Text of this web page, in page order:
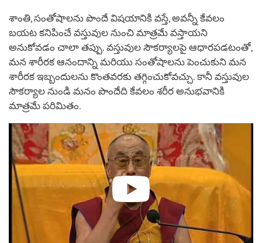
శాంతి, సంతోషాలను పొందే విషయానికి వస్తే, అవన్నీ కేవలం
బయట కనిపించే వస్తువుల నుంచి మాత్రమే వస్తాయని
అనుకోవడం చాలా తప్పు. వస్తువుల సౌకర్యాలపై ఆధారపడటంతో,
మన శారీరక ఆనందాన్ని మరియు సంతోషాలను పెంచుకుని మన
శారీరక ఇబ్బందులను కొంతవరకు తగ్గించుకోవచ్చు. కానీ వస్తువుల
సౌకర్యాల నుండి మనం పొందేది కేవలం శరీర అనుభవానికి
మాత్రమే పరిమితం.